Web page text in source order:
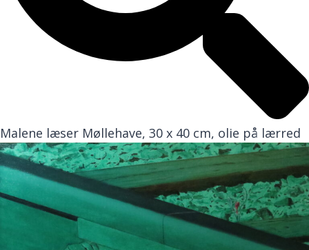
Malene læser Møllehave, 30 x 40 cm, olie på lærred